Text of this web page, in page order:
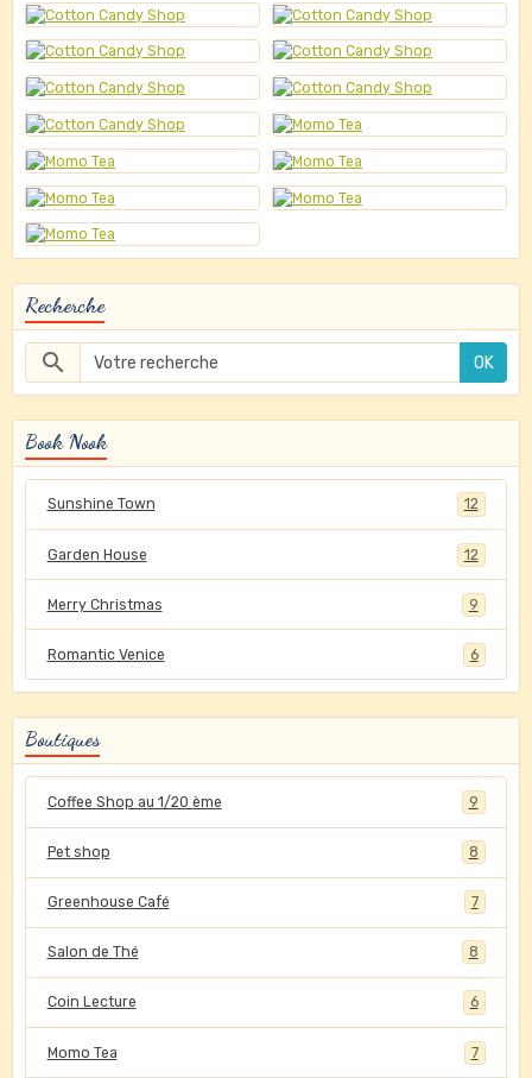
Recherche
OK
Book Nook
Sunshine Town 12
Garden House 12
Merry Christmas 9
Romantic Venice 6
Boutiques
Coffee Shop au 1/20 ème 9
Pet shop 8
Greenhouse Café 7
Salon de Thé 8
Coin Lecture 6
Momo Tea 7